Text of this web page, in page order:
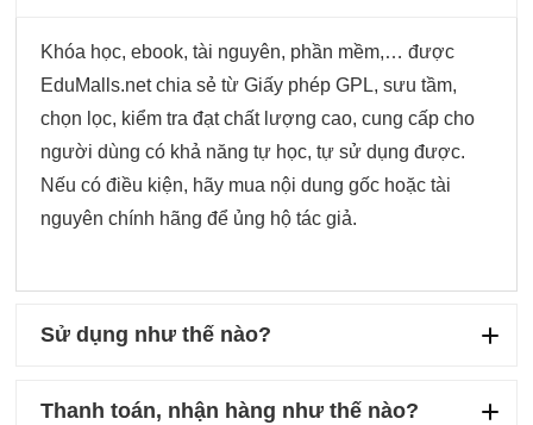
Khóa học, ebook, tài nguyên, phần mềm,… được
EduMalls.net chia sẻ từ Giấy phép GPL, sưu tầm,
chọn lọc, kiểm tra đạt chất lượng cao, cung cấp cho
người dùng có khả năng tự học, tự sử dụng được.
Nếu có điều kiện, hãy mua nội dung gốc hoặc tài
nguyên chính hãng để ủng hộ tác giả.
Sử dụng như thế nào?
Thanh toán, nhận hàng như thế nào?